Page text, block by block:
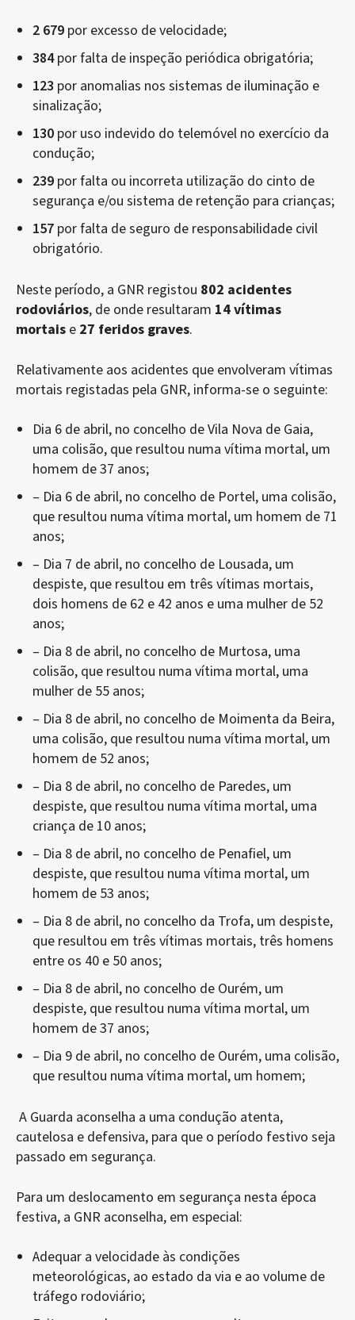
2 679 por excesso de velocidade;
384por falta de inspeção periódica obrigatória;
123 por anomalias nos sistemas de iluminação e
sinalização;
130 por uso indevido do telemóvel no exercício da
condução;
239 por falta ou incorreta utilização do cinto de
segurança e/ou sistema de retenção para crianças;
157 por falta de seguro de responsabilidade civil
obrigatório.
Neste período, a GNR registou 802 acidentes
rodoviários, de onde resultaram 14 vítimas
mortais e 27 feridos graves.
Relativamente aos acidentes que envolveram vítimas
mortais registadas pela GNR, informa-se o seguinte:
Dia 6 de abril, no concelho de Vila Nova de Gaia,
uma colisão, que resultou numa vítima mortal, um
homem de 37 anos;
– Dia 6 de abril, no concelho de Portel, uma colisão,
que resultou numa vítima mortal, um homem de 71
anos;
– Dia 7 de abril, no concelho de Lousada, um
despiste, que resultou em três vítimas mortais,
dois homens de 62 e 42 anos e uma mulher de 52
anos;
– Dia 8 de abril, no concelho de Murtosa, uma
colisão, que resultou numa vítima mortal, uma
mulher de 55 anos;
– Dia 8 de abril, no concelho de Moimenta da Beira,
uma colisão, que resultou numa vítima mortal, um
homem de 52 anos;
– Dia 8 de abril, no concelho de Paredes, um
despiste, que resultou numa vítima mortal, uma
criança de 10 anos;
– Dia 8 de abril, no concelho de Penafiel, um
despiste, que resultou numa vítima mortal, um
homem de 53 anos;
– Dia 8 de abril, no concelho da Trofa, um despiste,
que resultou em três vítimas mortais, três homens
entre os 40 e 50 anos;
– Dia 8 de abril, no concelho de Ourém, um
despiste, que resultou numa vítima mortal, um
homem de 37 anos;
– Dia 9 de abril, no concelho de Ourém, uma colisão,
que resultou numa vítima mortal, um homem;
A Guarda aconselha a uma condução atenta,
cautelosa e defensiva, para que o período festivo seja
passado em segurança.
Para um deslocamento em segurança nesta época
festiva, a GNR aconselha, em especial:
Adequar a velocidade às condições
meteorológicas, ao estado da via e ao volume de
tráfego rodoviário;